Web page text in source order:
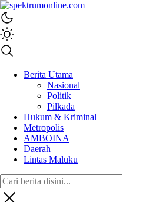
spektrumonline.com
Berita Utama
Nasional
Politik
Pilkada
Hukum & Kriminal
Metropolis
AMBOINA
Daerah
Lintas Maluku